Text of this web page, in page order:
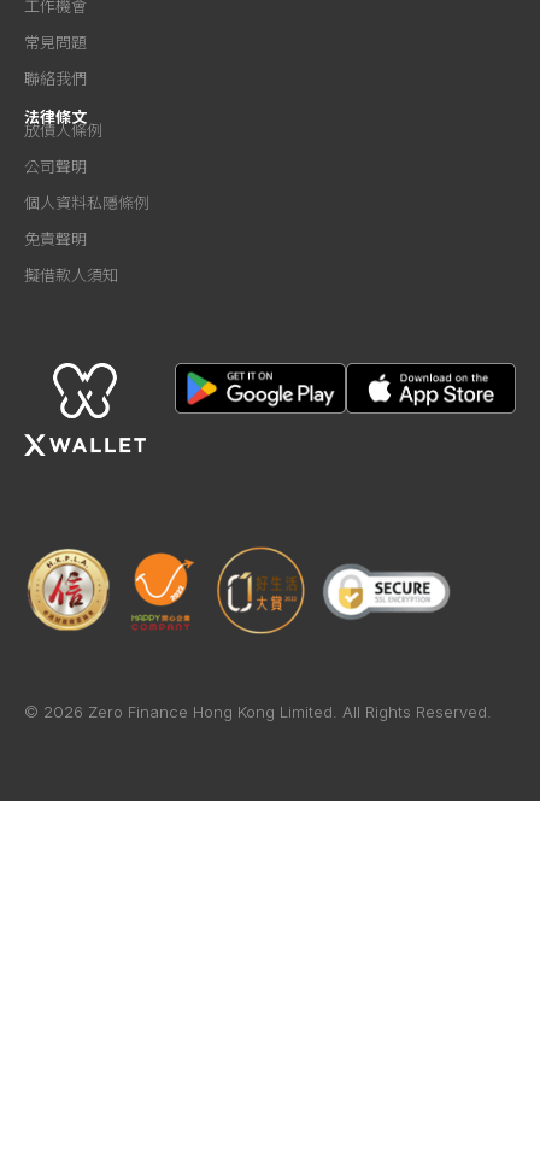
工作機會
常見問題
聯絡我們
法律條文
放債人條例
公司聲明
個人資料私隱條例
免責聲明
擬借款人須知
© 2026 Zero Finance Hong Kong Limited. All Rights Reserved.